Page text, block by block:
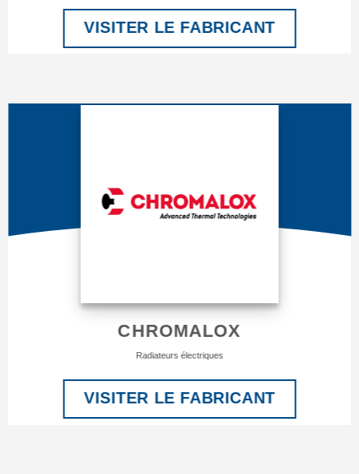
VISITER LE FABRICANT
CHROMALOX
Radiateurs électriques
VISITER LE FABRICANT